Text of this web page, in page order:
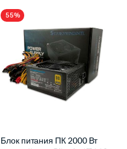
410,00 $.
55%
Блок питания ПК 2000 Вт